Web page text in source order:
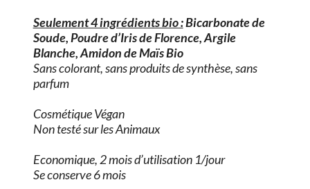
Seulement 4 ingrédients bio :Bicarbonate de
Soude, Poudre d’Iris de Florence, Argile
Blanche, Amidon de Maïs Bio
Sans colorant, sans produits de synthèse, sans
parfum
Cosmétique Végan
Non testé sur les Animaux
Economique, 2 mois d’utilisation 1/jour
Se conserve 6 mois